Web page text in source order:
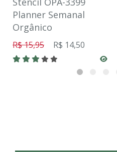
Planner Semanal
Orgânico
R$ 15,95 R$ 14,50